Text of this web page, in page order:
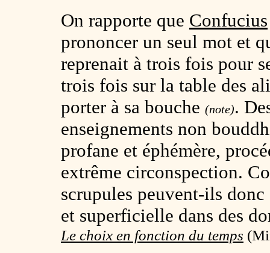
On rapporte que Confucius
prononcer un seul mot et
reprenait à trois fois pour
trois fois sur la table des
porter à sa bouche (note).
enseignements non
profane et éphémère,
extrême circonspection.
scrupules peuvent-ils
et superficielle dans des
Le choix en fonction du temps